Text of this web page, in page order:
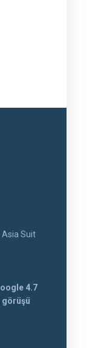
Suit
4.7
görüşü